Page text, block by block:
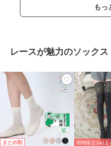
もっ
レースが魅力のソックス
まとめ割 期間限定SALE